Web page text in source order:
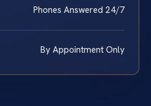
Phones Answered 24/7
By Appointment Only